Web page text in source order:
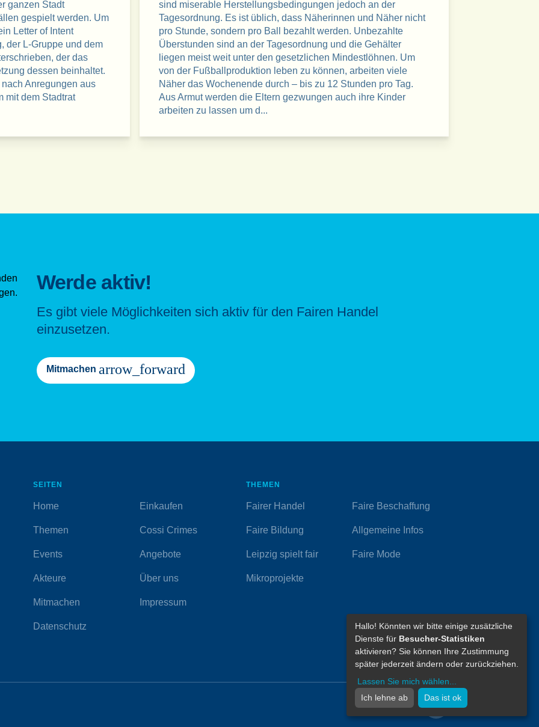
ganzen Stadt
gespielt werden. Um
Letter of Intent
der L-Gruppe und dem
der das
dessen beinhaltet.
Anregungen aus
mit dem Stadtrat
sind miserable Herstellungsbedingungen jedoch an der
Tagesordnung. Es ist üblich, dass Näherinnen und Näher nicht
pro Stunde, sondern pro Ball bezahlt werden. Unbezahlte
Überstunden sind an der Tagesordnung und die Gehälter
liegen meist weit unter den gesetzlichen Mindestlöhnen. Um
von der Fußballproduktion leben zu können, arbeiten viele
Näher das Wochenende durch – bis zu 12 Stunden pro Tag.
Aus Armut werden die Eltern gezwungen auch ihre Kinder
arbeiten zu lassen um d...
Werde aktiv!
Es gibt viele Möglichkeiten sich aktiv für den Fairen Handel
einzusetzen.
Mitmachen arrow_forward
SEITEN
Home Einkaufen
Themen Cossi Crimes
Events Angebote
Akteure Über uns
Mitmachen Impressum
Datenschutz
THEMEN
Fairer Handel Faire Beschaffung
Faire Bildung Allgemeine Infos
Leipzig spielt fair Faire Mode
Mikroprojekte
Hallo! Könnten wir bitte einige zusätzliche
Dienste für Besucher-Statistiken
aktivieren? Sie können Ihre Zustimmung
später jederzeit ändern oder zurückziehen.
Lassen Sie mich wählen
Ich lehne ab
Das ist ok